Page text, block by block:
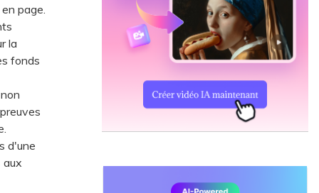
page.
la
fonds
d'une
aux